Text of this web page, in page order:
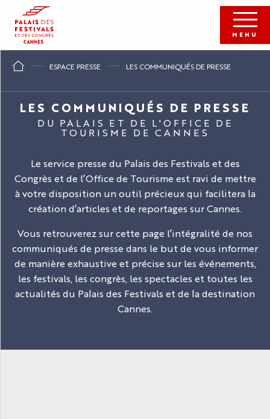
contenu
principal
MENU
ESPACE PRESSE LES COMMUNIQUÉS DE PRESSE
LES COMMUNIQUÉS DE PRESSE
DU PALAIS ET DE L'OFFICE DE
TOURISME DE CANNES
Le service presse du Palais des Festivals et des
Congrès et de l’Office de Tourisme est ravi de mettre
à votre disposition un outil précieux qui facilitera la
création d’articles et de reportages sur Cannes.
Vous retrouverez sur cette page l’intégralité de nos
communiqués de presse dans le but de vous informer
de manière exhaustive et précise sur les événements,
les festivals, les congrès, les spectacles et toutes les
actualités du Palais des Festivals et de la destination
Cannes.